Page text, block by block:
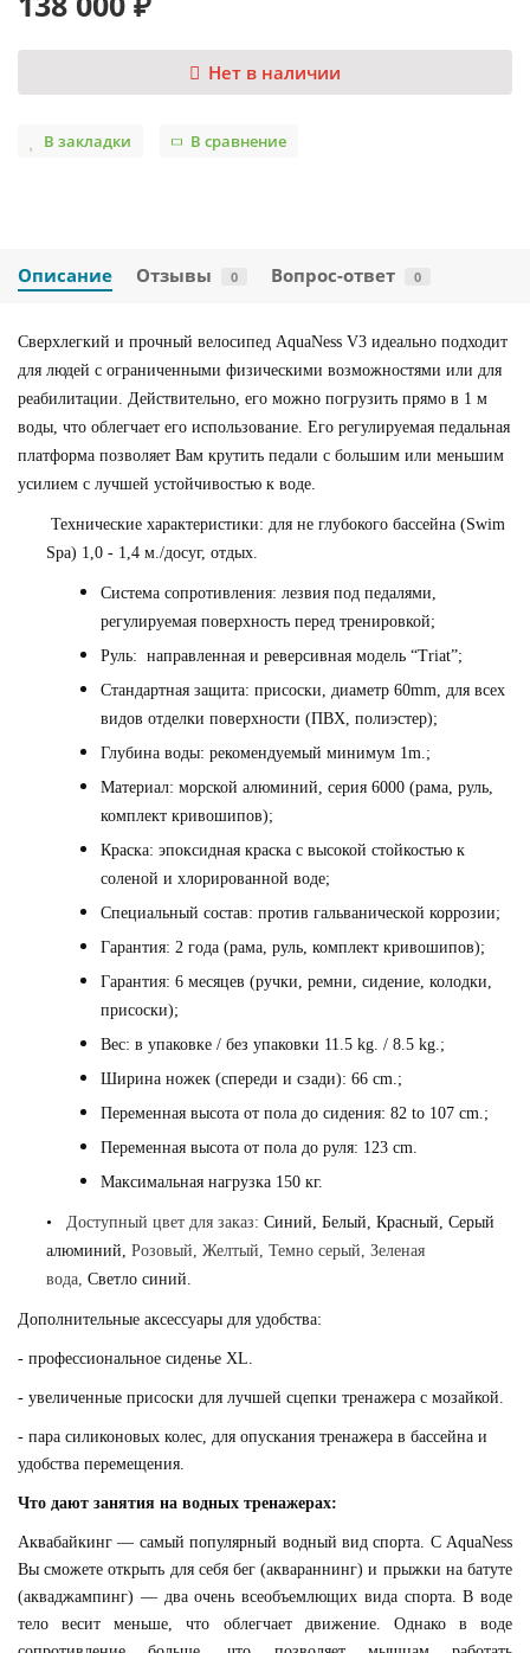
Нет в наличии
В закладки В сравнение
Описание Отзывы 0 Вопрос-ответ 0
Сверхлегкий и прочный велосипед AquaNess V3 идеально подходит
для людей с ограниченными физическими возможностями или для
реабилитации. Действительно, его можно погрузить прямо в 1 м
воды, что облегчает его использование. Его регулируемая педальная
платформа позволяет Вам крутить педали с большим или меньшим
усилием с лучшей устойчивостью к воде.
Технические характеристики: для не глубокого бассейна (Swim
Spa) 1,0 - 1,4 м./досуг, отдых.
Система сопротивления: лезвия под педалями,
регулируемая поверхность перед тренировкой;
Руль: направленная и реверсивная модель “Triat”;
Стандартная защита: присоски, диаметр 60mm, для всех
видов отделки поверхности (ПВХ, полиэстер);
Глубина воды: рекомендуемый минимум 1m.;
Материал: морской алюминий, серия 6000 (рама, руль,
комплект кривошипов);
Краска: эпоксидная краска с высокой стойкостью к
соленой и хлорированной воде;
Специальный состав: против гальванической коррозии;
Гарантия: 2 года (рама, руль, комплект кривошипов);
Гарантия: 6 месяцев (ручки, ремни, сидение, колодки,
присоски);
Вес: в упаковке / без упаковки 11.5 kg. / 8.5 kg.;
Ширина ножек (спереди и сзади): 66 cm.;
Переменная высота от пола до сидения: 82 to 107 cm.;
Переменная высота от пола до руля: 123 cm.
Максимальная нагрузка 150 кг.
• Доступный цвет для заказ: Синий, Белый, Красный, Серый
алюминий, Розовый, Желтый, Темно серый, Зеленая
вода, Светло синий.
Дополнительные аксессуары для удобства:
- профессиональное сиденье XL.
- увеличенные присоски для лучшей сцепки тренажера с мозайкой.
- пара силиконовых колес, для опускания тренажера в бассейна и
удобства перемещения.
Что дают занятия на водных тренажерах:
Аквабайкинг — самый популярный водный вид спорта. С AquaNess
Вы сможете открыть для себя бег (аквараннинг) и прыжки на батуте
(акваджампинг) — два очень всеобъемлющих вида спорта. В воде
тело весит меньше, что облегчает движение. Однако в воде